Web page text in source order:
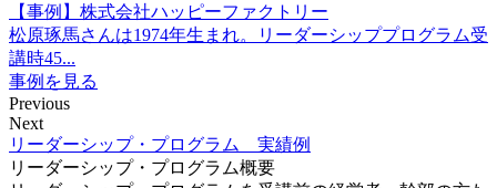
【事例】株式会社ハッピーファクトリー
松原琢馬さんは1974年生まれ。リーダーシッププログラム受
講時45...
事例を見る
Previous
Next
リーダーシップ・プログラム 実績例
リーダーシップ・プログラム概要